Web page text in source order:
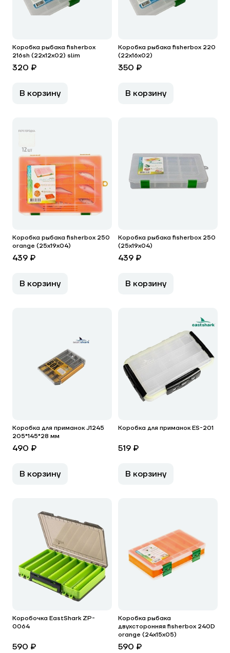
Коробка рыбака fisherbox
216sh (22x12x02) slim
320 ₽
В корзину
Коробка рыбака fisherbox 220
(22х16х02)
350 ₽
В корзину
Коробка рыбака fisherbox 250
orange (25х19х04)
439 ₽
В корзину
Коробка рыбака fisherbox 250
(25х19х04)
439 ₽
В корзину
Коробка для приманок J1245
205*145*28 мм
490 ₽
В корзину
Коробка для приманок ES-201
519 ₽
В корзину
Коробочка EastShark ZP-
0064
590 ₽
Коробка рыбака
двухсторонняя fisherbox 240D
orange (24х15х05)
590 ₽